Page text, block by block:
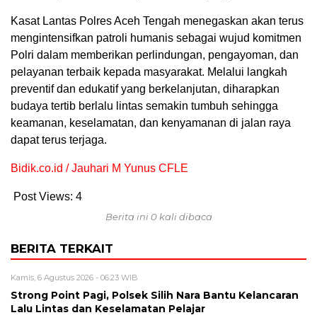
Kasat Lantas Polres Aceh Tengah menegaskan akan terus
mengintensifkan patroli humanis sebagai wujud komitmen
Polri dalam memberikan perlindungan, pengayoman, dan
pelayanan terbaik kepada masyarakat. Melalui langkah
preventif dan edukatif yang berkelanjutan, diharapkan
budaya tertib berlalu lintas semakin tumbuh sehingga
keamanan, keselamatan, dan kenyamanan di jalan raya
dapat terus terjaga.
Bidik.co.id / Jauhari M Yunus CFLE
Post Views: 4
Berita ini 0 kali dibaca
BERITA TERKAIT
Kamis, 6 Agustus 2026 - 06:23 WIB
Strong Point Pagi, Polsek Silih Nara Bantu Kelancaran
Lalu Lintas dan Keselamatan Pelajar